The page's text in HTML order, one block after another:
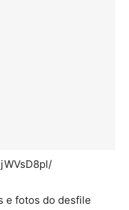
e fotos do desfile